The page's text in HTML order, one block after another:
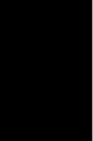
We Were
con enlaces a
catálogo de
También puedes
prioridad y te